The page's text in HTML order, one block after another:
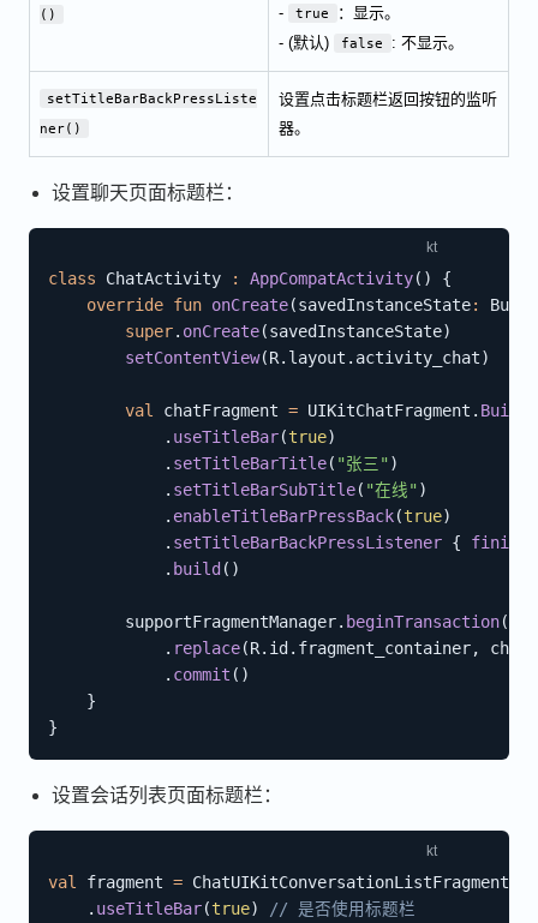
()
-
true
：显示。
- (默认)
false : 不显示。
setTitleBarBackPressListe
ner()
设置点击标题栏返回按钮的监听
器。
设置聊天页面标题栏：
class ChatActivity : AppCompatActivity( )
{
override fun onCreate(savedInstanceState:
super. onCreate(savedInstanceState)
setContentView(R. layout . activity_chat)
val chatFragment = UIKitChatFragment .
. useTitleBar(true)
. setTitleBarTitle( "张三" )
. setTitleBarSubTitle( "在线" )
. enableTitleBarPressBack(true)
. setTitleBarBackPressListener { finish
. build ( )
        supportFragmentManager
. beginTransaction(
. replace(R. id . fragment_container,
. commit ( )
}
}
设置会话列表页面标题栏：
val fragment = ChatUIKitConversationListFragment
. useTitleBar(true)
// 是否使用标题栏